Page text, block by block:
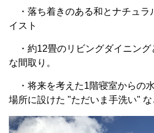
・落ち着きのある和とナチュラ
イスト
・約12畳のリビングダイニング
な間取り。
・将来を考えた1階寝室からの
場所に設けた "ただいま手洗い" な